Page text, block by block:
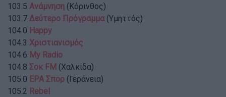
103.5 Ανάμνηση (Κόρινθος)
103.7 Δεύτερο Πρόγραμμα (Υμηττός)
104.0 Happy
104.3 Χριστιανισμός
104.6 My Radio
104.8 Σοκ FM (Χαλκίδα)
105.0 ΕΡΑ Σπορ (Γεράνεια)
105.2 Rebel